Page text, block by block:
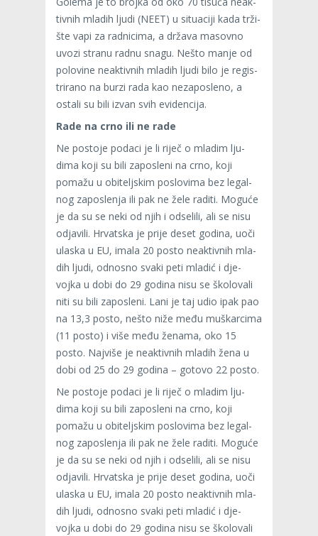
tiv­nih mla­dih ljudi (NEET) u situ­aciji kada trži­
šte vapi za rad­ni­cima, a država masovno
uvozi stranu radnu snagu. Nešto manje od
polo­vine neak­tiv­nih mla­dih ljudi bilo je regis­
tri­rano na burzi rada kao neza­pos­leno, a
ostali su bili izvan svih evi­den­cija.
Rade na crno ili ne rade
Ne pos­toje podaci je li riječ o mla­dim lju­
dima koji su bili zapos­leni na crno, koji
pomažu u obi­telj­skim pos­lo­vima bez legal­
nog zapos­le­nja ili pak ne žele raditi. Moguće
je da su se neki od njih i odse­lili, ali se nisu
odja­vili. Hrvat­ska je prije deset godina, uoči
ula­ska u EU, imala 20 posto neak­tiv­nih mla­
dih ljudi, odnosno svaki peti mla­dić i dje­
vojka u dobi do 29 godina nisu se ško­lo­vali
niti su bili zapos­leni. Lani je taj udio ipak pao
na 13,3 posto, nešto niže među muškar­cima
(11 posto) i više među ženama, oko 15
posto. Naj­više je neak­tiv­nih mla­dih žena u
dobi od 25 do 29 godina – gotovo 22 posto.
Ne pos­toje podaci je li riječ o mla­dim lju­
dima koji su bili zapos­leni na crno, koji
pomažu u obi­telj­skim pos­lo­vima bez legal­
nog zapos­le­nja ili pak ne žele raditi. Moguće
je da su se neki od njih i odse­lili, ali se nisu
odja­vili. Hrvat­ska je prije deset godina, uoči
ula­ska u EU, imala 20 posto neak­tiv­nih mla­
dih ljudi, odnosno svaki peti mla­dić i dje­
vojka u dobi do 29 godina nisu se ško­lo­vali